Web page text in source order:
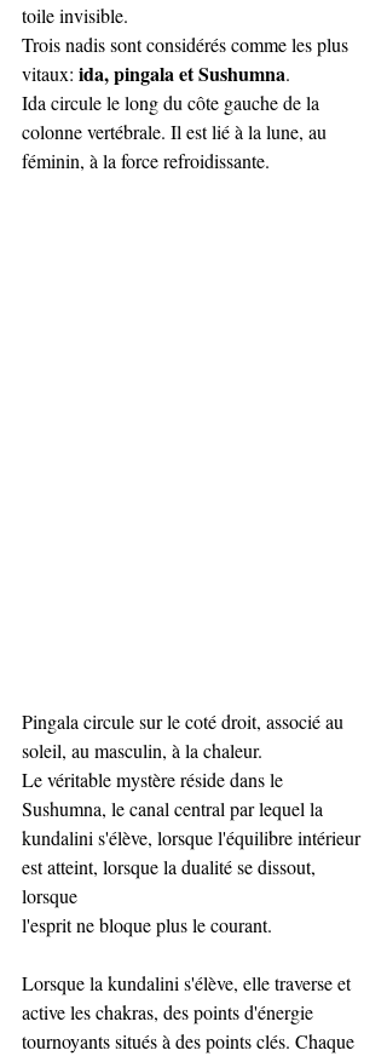
toile invisible.
Trois nadis sont considérés comme les plus
vitaux: ida, pingala et Sushumna.
Ida circule le long du côte gauche de la
colonne vertébrale. Il est lié à la lune, au
féminin, à la force refroidissante.
Pingala circule sur le coté droit, associé au
soleil, au masculin, à la chaleur.
Le véritable mystère réside dans le
Sushumna, le canal central par lequel la
kundalini s'élève, lorsque l'équilibre intérieur
est atteint, lorsque la dualité se dissout,
lorsque
l'esprit ne bloque plus le courant.
Lorsque la kundalini s'élève, elle traverse et
active les chakras, des points d'énergie
tournoyants situés à des points clés. Chaque